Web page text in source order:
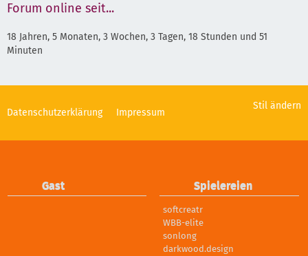
Forum online seit...
18 Jahren, 5 Monaten, 3 Wochen, 3 Tagen, 18 Stunden und 51
Minuten
Stil ändern
Datenschutzerklärung Impressum
Gast Spielereien
softcreatr
WBB-elite
sonlong
darkwood.design